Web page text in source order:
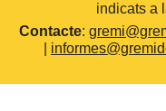
indicats a
Contacte: